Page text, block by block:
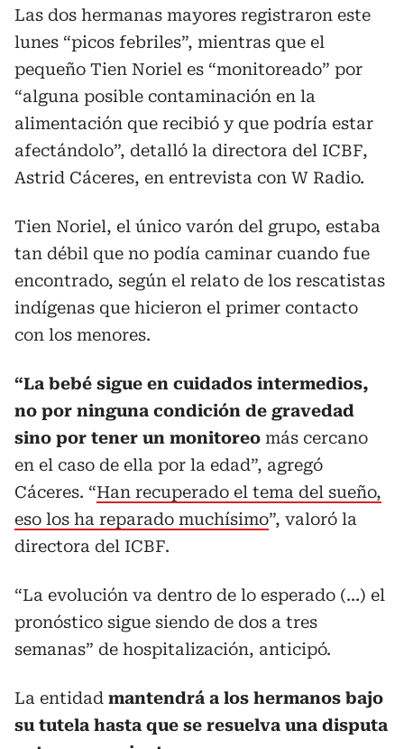
Las dos hermanas mayores registraron este
lunes “picos febriles”, mientras que el
pequeño Tien Noriel es “monitoreado” por
“alguna posible contaminación en la
alimentación que recibió y que podría estar
afectándolo”, detalló la directora del ICBF,
Astrid Cáceres, en entrevista con W Radio.
Tien Noriel, el único varón del grupo, estaba
tan débil que no podía caminar cuando fue
encontrado, según el relato de los rescatistas
indígenas que hicieron el primer contacto
con los menores.
“La bebé sigue en cuidados intermedios,
no por ninguna condición de gravedad
sino por tener un monitoreo más cercano
en el caso de ella por la edad”, agregó
Cáceres. “Han recuperado el tema del sueño,
eso los ha reparado muchísimo”, valoró la
directora del ICBF.
“La evolución va dentro de lo esperado (...) el
pronóstico sigue siendo de dos a tres
semanas” de hospitalización, anticipó.
La entidad mantendrá a los hermanos bajo
su tutela hasta que se resuelva una disputa